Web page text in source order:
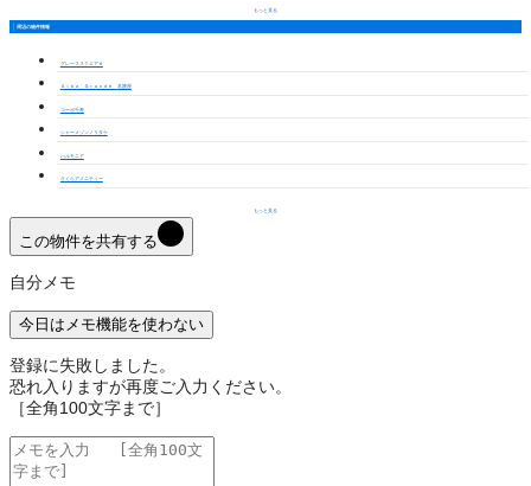
もっと見る
周辺の物件情報
グレーススクエアＫ
Ａｌｂａ Ｇｒａｎｄｅ 名護屋
コーポ千寿
シャーメゾンノリタケ
ハルモニア
さくらアメニティー
もっと見る
この物件を共有する
自分メモ
今日はメモ機能を使わない
登録に失敗しました。
恐れ入りますが再度ご入力ください。
［全角100文字まで］